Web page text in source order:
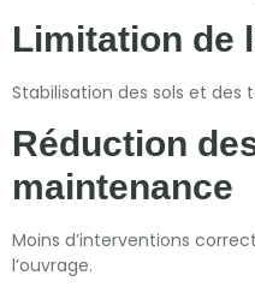
Limitation de
Stabilisation des sols et des
Réduction
maintenance
Moins d’interventions
l’ouvrage.